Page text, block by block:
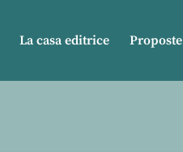
La casa editrice Proposte